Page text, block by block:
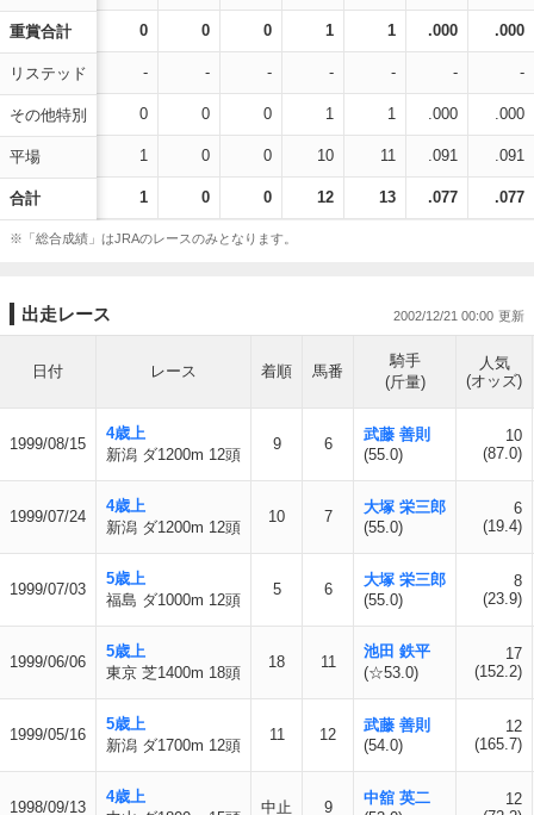
重賞合計
リステッド
その他特別
平場
合計
0 0 0 1 1 .000 .000
- - - - - - -
0 0 0 1 1 .000 .000
1 0 0 10 11 .091 .091
1 0 0 12 13 .077 .077
※「総合成績」はJRAのレースのみとなります。
出走レース 2002/12/21 00:00
日付 レース 着順 馬番
騎手
(斤量)
人気
(オッズ)
1999/08/15
4歳上
新潟 ダ1200m 12頭
9 6
武藤 善則
(55.0)
10
(87.0)
1999/07/24
4歳上
新潟 ダ1200m 12頭
10 7
大塚 栄三郎
(55.0)
6
(19.4)
1999/07/03
5歳上
福島 ダ1000m 12頭
5 6
大塚 栄三郎
(55.0)
8
(23.9)
1999/06/06
5歳上
東京 芝1400m 18頭
18 11
池田 鉄平
(☆53.0)
17
(152.2)
1999/05/16
5歳上
新潟 ダ1700m 12頭
11 12
武藤 善則
(54.0)
12
(165.7)
1998/09/13
4歳上
中止 9
中舘 英二
12